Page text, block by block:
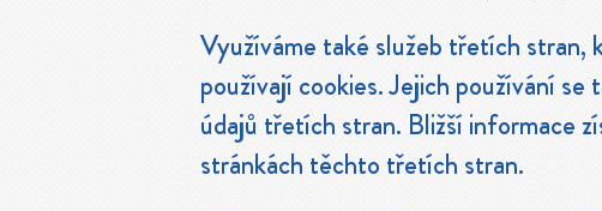
Využíváme také služeb třetích stran,
používají cookies. Jejich používání
údajů třetích stran. Bližší informace
stránkách těchto třetích stran.